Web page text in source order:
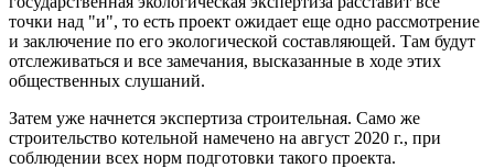
точки над "и", то есть проект ожидает еще одно рассмотрение
и заключение по его экологической составляющей. Там будут
отслеживаться и все замечания, высказанные в ходе этих
общественных слушаний.
Затем уже начнется экспертиза строительная. Само же
строительство котельной намечено на август 2020 г., при
соблюдении всех норм подготовки такого проекта.